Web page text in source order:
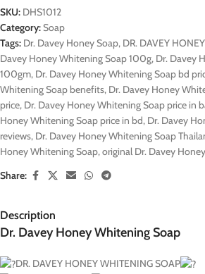
SKU: DHS1012
Category:Soap
Tags: Dr. Davey Honey Soap, DR. DAVEY
Davey Honey Whitening Soap 100g, Dr. Davey
100gm, Dr. Davey Honey Whitening Soap bd
Whitening Soap benefits, Dr. Davey Honey
price, Dr. Davey Honey Whitening Soap price in
Honey Whitening Soap price in bd, Dr. Davey
reviews, Dr. Davey Honey Whitening Soap
Honey Whitening Soap, original Dr. Davey
Share:
Description
Dr. Davey Honey Whitening Soap
DR. DAVEY HONEY WHITENING SOAP